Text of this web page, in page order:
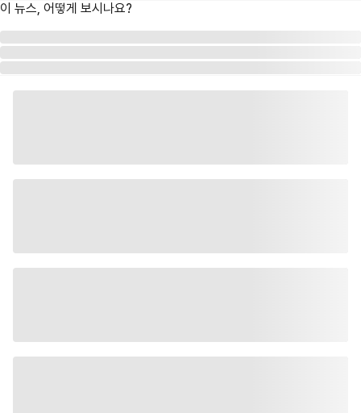
이 뉴스, 어떻게 보시나요?